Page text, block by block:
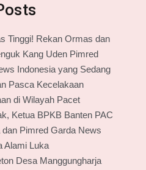
Tinggi! Rekan Ormas dan
Kang Uden Pimred
Indonesia yang Sedang
Pasca Kecelakaan
di Wilayah Pacet
Ketua BPKB Banten PAC
dan Pimred Garda News
Alami Luka
Desa Manggungharja